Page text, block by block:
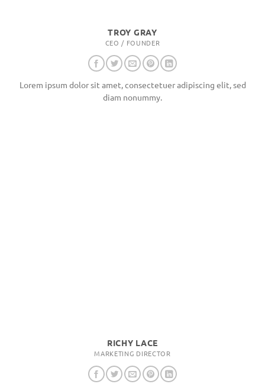
TROY GRAY
CEO / FOUNDER
Lorem ipsum dolor sit amet, consectetuer adipiscing elit, sed
diam nonummy.
RICHY LACE
MARKETING DIRECTOR